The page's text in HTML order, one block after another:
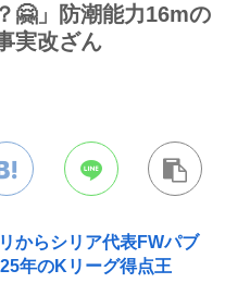
🤗」防潮能力16mの
実改ざん
からシリア代表FWパブ
年のKリーグ得点王